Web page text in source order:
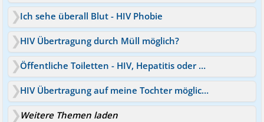
Ich sehe überall Blut - HIV Phobie
HIV Übertragung durch Müll möglich?
Öffentliche Toiletten - HIV, Hepatitis oder Blut? Angst
HIV Übertragung auf meine Tochter möglich?
Weitere Themen laden